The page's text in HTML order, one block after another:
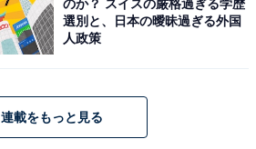
のか？ スイスの厳格過ぎる学歴
選別と、日本の曖昧過ぎる外国
人政策
連載をもっと見る